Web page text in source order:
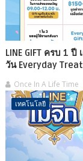
LINE GIFT ครบ 1
วัน Everyday
Once In A Life Time
เทคโนโลยี